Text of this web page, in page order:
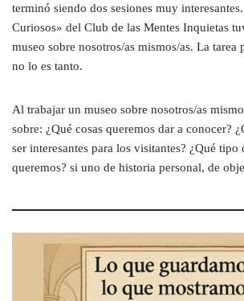
terminó siendo dos sesiones muy
Curiosos» del Club de las Mentes Inquietas
museo sobre nosotros/as mismos/as. La tarea
no lo es tanto.
Al trabajar un museo sobre nosotros/as
sobre: ¿Qué cosas queremos dar a conocer?
ser interesantes para los visitantes? ¿Qué tipo
queremos? si uno de historia personal, de